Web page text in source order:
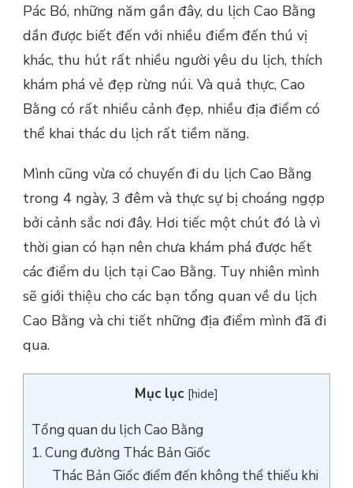
Pác Bó, những năm gần đây, du lịch Cao Bằng
dần được biết đến với nhiều điểm đến thú vị
khác, thu hút rất nhiều người yêu du lịch, thích
khám phá vẻ đẹp rừng núi. Và quả thực, Cao
Bằng có rất nhiều cảnh đẹp, nhiều địa điểm có
thể khai thác du lịch rất tiềm năng.
Mình cũng vừa có chuyến đi du lịch Cao Bằng
trong 4 ngày, 3 đêm và thực sự bị choáng ngợp
bởi cảnh sắc nơi đây. Hơi tiếc một chút đó là vì
thời gian có hạn nên chưa khám phá được hết
các điểm du lịch tại Cao Bằng. Tuy nhiên mình
sẽ giới thiệu cho các bạn tổng quan về du lịch
Cao Bằng và chi tiết những địa điểm mình đã đi
qua.
Mục lục [hide]
Tổng quan du lịch Cao Bằng
1. Cung đường Thác Bản Giốc
Thác Bản Giốc điểm đến không thể thiếu khi